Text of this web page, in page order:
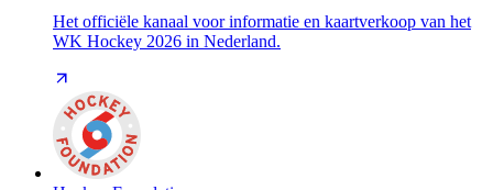
Het officiële kanaal voor informatie en kaartverkoop van het
WK Hockey 2026 in Nederland.